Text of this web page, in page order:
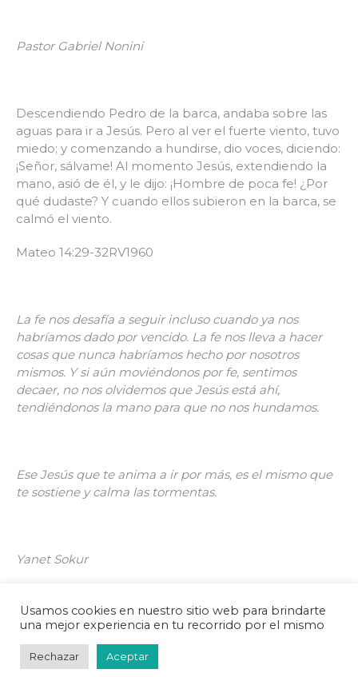
Pastor Gabriel Nonini
Descendiendo Pedro de la barca, andaba sobre las
aguas para ir a Jesús. Pero al ver el fuerte viento, tuvo
miedo; y comenzando a hundirse, dio voces, diciendo:
¡Señor, sálvame! Al momento Jesús, extendiendo la
mano, asió de él, y le dijo: ¡Hombre de poca fe! ¿Por
qué dudaste? Y cuando ellos subieron en la barca, se
calmó el viento.
Mateo 14:29-32RV1960
La fe nos desafía a seguir incluso cuando ya nos
habríamos dado por vencido. La fe nos lleva a hacer
cosas que nunca habríamos hecho por nosotros
mismos. Y si aún moviéndonos por fe, sentimos
decaer, no nos olvidemos que Jesús está ahí,
tendiéndonos la mano para que no nos hundamos.
Ese Jesús que te anima a ir por más, es el mismo que
te sostiene y calma las tormentas.
Yanet Sokur
© 2025 La Casa del Padre | por Jonny Lew •
Usamos cookies en nuestro sitio web para brindarte
una mejor experiencia en tu recorrido por el mismo
Rechazar Aceptar